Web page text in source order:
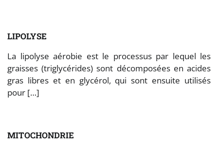
LIPOLYSE
La lipolyse aérobie est le processus par lequel les
graisses (triglycérides) sont décomposées en acides
gras libres et en glycérol, qui sont ensuite utilisés
pour […]
MITOCHONDRIE